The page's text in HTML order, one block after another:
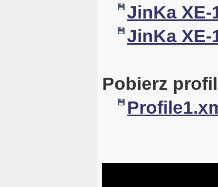
JinKa XE-
JinKa XE-
Pobierz